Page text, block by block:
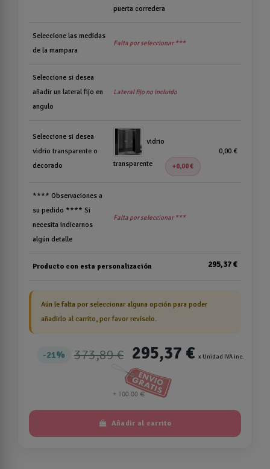
puerta corredera
Seleccione las medidas
de la mampara
Falta por seleccionar ***
Seleccione si desea
añadir un lateral fijo en
angulo
Lateral fijo no incluido
Seleccione si desea
vidrio transparente o
decorado
vidrio
transparente 0,00 €
0,00 €
**** Observaciones a
su pedido **** Si
necesita indicarnos
algún detalle
Falta por seleccionar ***
Producto con esta personalización 295,37 €
Aún le falta por seleccionar alguna opción para poder
añadirlo al carrito, por favor revíselo.
21% 373,89 € 295,37 € x Unidad IVA inc.
Añadir al carrito